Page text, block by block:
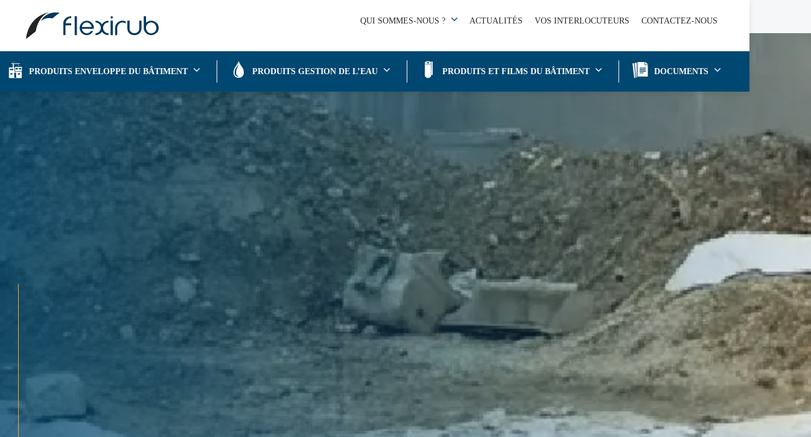
QUI SOMMES-NOUS ? ACTUALITÉS VOS INTERLOCUTEURS CONTACTEZ-NOUS
PRODUITS ENVELOPPE DU BÂTIMENT PRODUITS GESTION DE L’EAU PRODUITS ET FILMS DU BÂTIMENT DOCUMENTS
Flexirub | PRODUITS GESTION DE L’EAU ÉTANCHÉITÉ DES SAUL